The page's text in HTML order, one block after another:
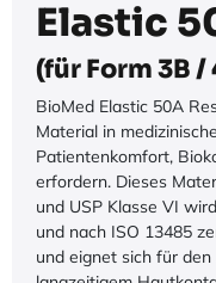
Elastic
(für Form 3B /
BioMed Elastic 50A
Material in
Patientenkomfort,
erfordern. Dieses
und USP Klasse VI
und nach ISO 13485
und eignet sich für